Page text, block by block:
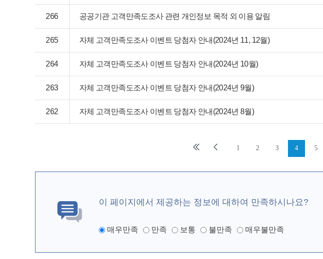
266 공공기관 고객만족도조사 관련 개인정보 목적 외 이용 알림
265 자체 고객만족도조사 이벤트 당첨자 안내(2024년 11, 12월)
264 자체 고객만족도조사 이벤트 당첨자 안내(2024년 10월)
263 자체 고객만족도조사 이벤트 당첨자 안내(2024년 9월)
262 자체 고객만족도조사 이벤트 당첨자 안내(2024년 8월)
1 2 3 4 5
이 페이지에서 제공하는 정보에 대하여 만족하시나요?
매우만족 만족 보통 불만족 매우불만족